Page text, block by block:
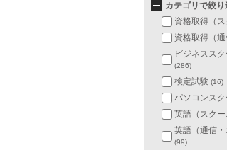
カテゴリで絞り
資格取得（ス
資格取得（通
ビジネスス
(286)
検定試験 (16)
パソコンス
英語（スクー
英語（通信・
(99)